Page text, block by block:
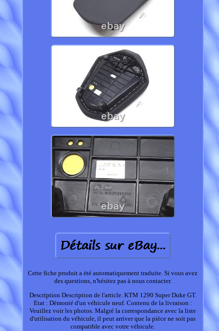
Cette fiche produit a été automatiquement traduite. Si vous avez
des questions, n'hésitez pas à nous contacter.
Description Description de l'article. KTM 1290 Super Duke GT.
Etat : Démonté d'un véhicule neuf. Contenu de la livraison :
Veuillez voir les photos. Malgré la correspondance avec la liste
d'utilisation du véhicule, il peut arriver que la pièce ne soit pas
compatible avec votre véhicule.